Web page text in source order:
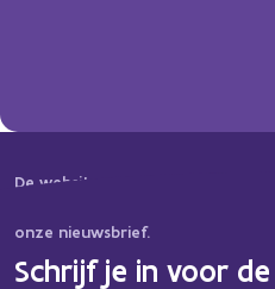
De website van Hoppin is
onze nieuwsbrief.
Schrijf je in voor